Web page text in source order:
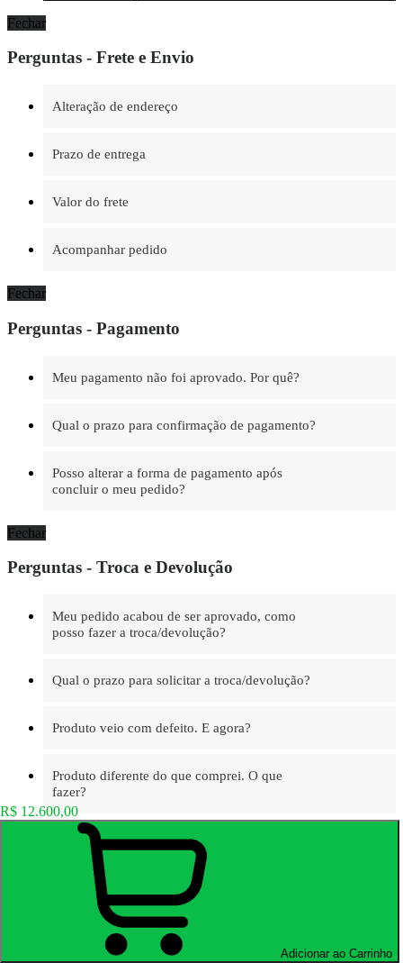
Fechar
Perguntas - Frete e Envio
Alteração de endereço
Prazo de entrega
Valor do frete
Acompanhar pedido
Fechar
Perguntas - Pagamento
Meu pagamento não foi aprovado. Por quê?
Qual o prazo para confirmação de pagamento?
Posso alterar a forma de pagamento após
concluir o meu pedido?
Fechar
Perguntas - Troca e Devolução
Meu pedido acabou de ser aprovado, como
posso fazer a troca/devolução?
Qual o prazo para solicitar a troca/devolução?
Produto veio com defeito. E agora?
Produto diferente do que comprei. O que
fazer?
Você também pode gostar de
R$ 12.600,00
Adicionar ao Carrinho